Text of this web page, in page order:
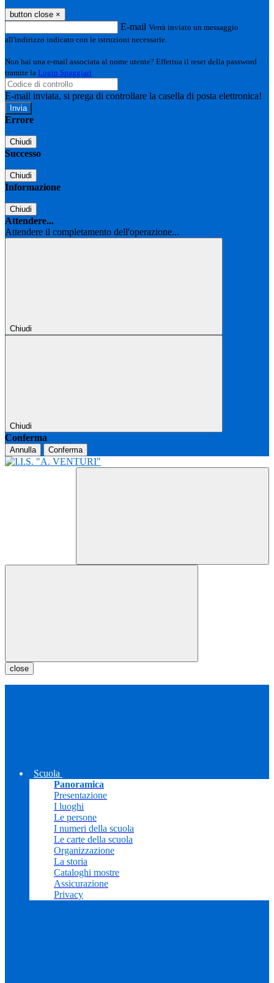
button close ×
E-mail Verrà inviato un messaggio
all'indirizzo indicato con le istruzioni necessarie.
Non hai una e-mail associata al nome utente? Effettua il reset della password
tramite la Login Spaggiari
E-mail inviata, si prega di controllare la casella di posta elettronica!
Errore
Chiudi
Successo
Chiudi
Informazione
Chiudi
Attendere...
Attendere il completamento dell'operazione...
Chiudi
Chiudi
Conferma
Annulla Conferma
close
Scuola
Panoramica
Presentazione
I luoghi
Le persone
I numeri della scuola
Le carte della scuola
Organizzazione
La storia
Cataloghi mostre
Assicurazione
Privacy